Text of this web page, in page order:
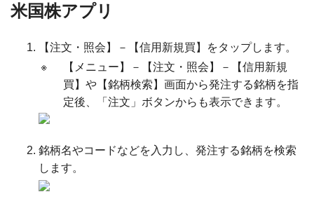
米国株アプリ
【注文・照会】－【信用新規買】をタップします。
※
【メニュー】－【注文・照会】－【信用新規
買】や【銘柄検索】画面から発注する銘柄を指
定後、「注文」ボタンからも表示できます。
銘柄名やコードなどを入力し、発注する銘柄を検索
します。